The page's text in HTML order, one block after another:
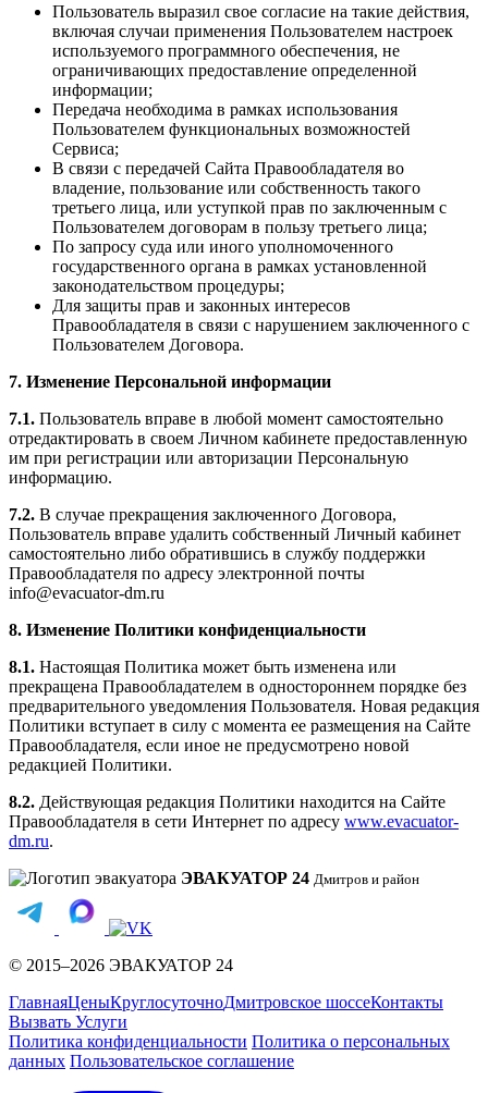
Пользователь выразил свое согласие на такие действия,
включая случаи применения Пользователем настроек
используемого программного обеспечения, не
ограничивающих предоставление определенной
информации;
Передача необходима в рамках использования
Пользователем функциональных возможностей
Сервиса;
В связи с передачей Сайта Правообладателя во
владение, пользование или собственность такого
третьего лица, или уступкой прав по заключенным с
Пользователем договорам в пользу третьего лица;
По запросу суда или иного уполномоченного
государственного органа в рамках установленной
законодательством процедуры;
Для защиты прав и законных интересов
Правообладателя в связи с нарушением заключенного с
Пользователем Договора.
7. Изменение Персональной информации
7.1. Пользователь вправе в любой момент самостоятельно
отредактировать в своем Личном кабинете предоставленную
им при регистрации или авторизации Персональную
информацию.
7.2. В случае прекращения заключенного Договора,
Пользователь вправе удалить собственный Личный кабинет
самостоятельно либо обратившись в службу поддержки
Правообладателя по адресу электронной почты
info@evacuator-dm.ru
8. Изменение Политики конфиденциальности
8.1. Настоящая Политика может быть изменена или
прекращена Правообладателем в одностороннем порядке без
предварительного уведомления Пользователя. Новая редакция
Политики вступает в силу с момента ее размещения на Сайте
Правообладателя, если иное не предусмотрено новой
редакцией Политики.
8.2. Действующая редакция Политики находится на Сайте
Правообладателя в сети Интернет по адресу www.evacuator-
dm.ru.
ЭВАКУАТОР 24 Дмитров и район
© 2015–2026 ЭВАКУАТОР 24
ГлавнаяЦеныКруглосуточноДмитровское шоссеКонтакты
Вызвать Услуги
Политика конфиденциальности Политика о персональных
данных Пользовательское соглашение